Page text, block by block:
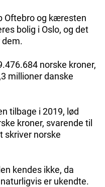
Oftebro og kæresten
bolig i Oslo, og det
norske kroner,
millioner danske
tilbage i 2019, lød
kroner, svarende til
skriver norske
kendes ikke, da
er ukendte.